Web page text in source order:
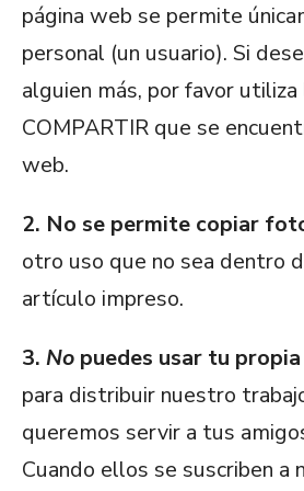
página web se permite
personal (un usuario). Si
alguien más, por favor
COMPARTIR que se
web.
2. No se permite copiar
otro uso que no sea dentro
artículo impreso.
3. No puedes usar tu
para distribuir nuestro
queremos servir a tus
Cuando ellos se suscriben a